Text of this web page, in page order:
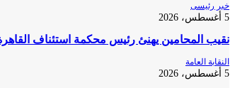
خبر رئيسى
5 أغسطس، 2026
نقيب المحامين يهنئ رئيس محكمة استئناف
النقابة العامة
5 أغسطس، 2026